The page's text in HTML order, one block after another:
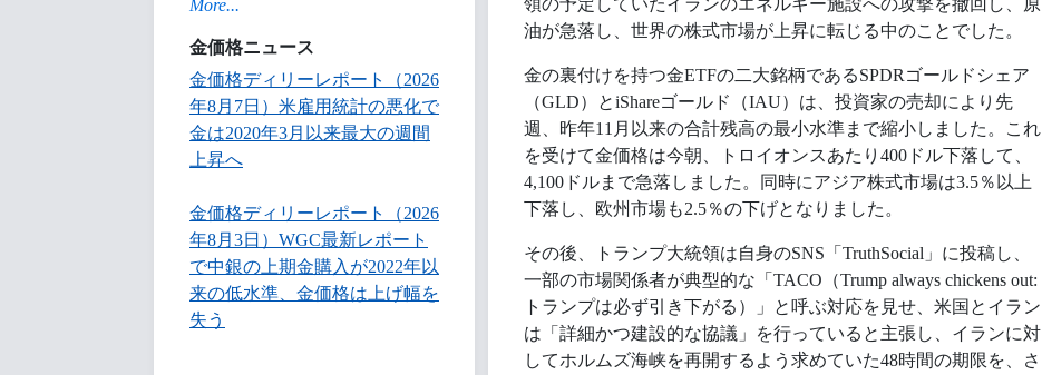
More...
金価格ニュース
金価格ディリーレポート（2026
年8月7日）米雇用統計の悪化で
金は2020年3月以来最大の週間
上昇へ
金価格ディリーレポート（2026
年8月3日）WGC最新レポート
で中銀の上期金購入が2022年以
来の低水準、金価格は上げ幅を
失う
領の予定していたイランのエネルギー施設への攻撃を撤回し、原
油が急落し、世界の株式市場が上昇に転じる中のことでした。
金の裏付けを持つ金ETFの二大銘柄であるSPDRゴールドシェア
（GLD）とiShareゴールド（IAU）は、投資家の売却により先
週、昨年11月以来の合計残高の最小水準まで縮小しました。これ
を受けて金価格は今朝、トロイオンスあたり400ドル下落して、
4,100ドルまで急落しました。同時にアジア株式市場は3.5％以上
下落し、欧州市場も2.5％の下げとなりました。
その後、トランプ大統領は自身のSNS「TruthSocial」に投稿し、
一部の市場関係者が典型的な「TACO（Trump always chickens out:
トランプは必ず引き下がる）」と呼ぶ対応を見せ、米国とイラン
は「詳細かつ建設的な協議」を行っていると主張し、イランに対
してホルムズ海峡を再開するよう求めていた48時間の期限を、さ